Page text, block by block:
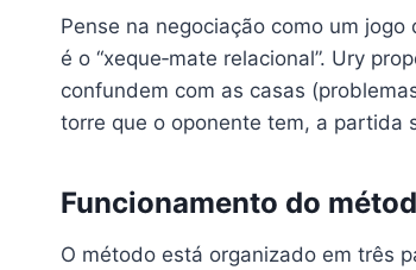
Pense na negociação como um
é o “xeque‑mate relacional”. Ury
confundem com as casas
torre que o oponente tem, a partida
Funcionamento do
O método está organizado em três